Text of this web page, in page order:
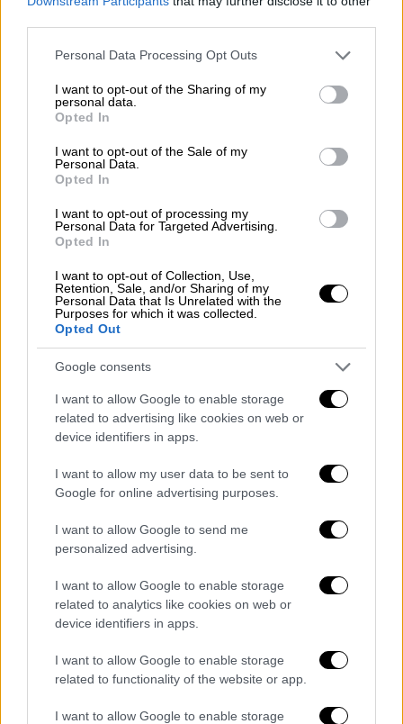
Please note that this website/app uses one or more Google
not limited to your visit or usage behaviour. You may click to
grant or deny consent to Google and its third-party tags to
use your data for below specified purposes in below Google
consent section.
Personal Data Processing Opt Outs
I want to opt-out of the Sharing of my
personal data.
Opted In
I want to opt-out of the Sale of my
Personal Data.
Opted In
I want to opt-out of processing my
Personal Data for Targeted Advertising.
Opted In
I want to opt-out of Collection, Use,
Retention, Sale, and/or Sharing of my
Personal Data that Is Unrelated with the
Purposes for which it was collected.
Opted Out
Google consents
I want to allow Google to enable storage
related to advertising like cookies on web or
device identifiers in apps.
I want to allow my user data to be sent to
Google for online advertising purposes.
I want to allow Google to send me
personalized advertising.
I want to allow Google to enable storage
related to analytics like cookies on web or
device identifiers in apps.
I want to allow Google to enable storage
related to functionality of the website or app.
I want to allow Google to enable storage
την καταστροφή ότιπρόκειται να διαθέσει
όλα τα έσοδα της προβολής της ταινίας
- της προσφάτως εκλιπούσας
Μαρζάν Σατραπί - την Πέμπτη (18/6) προς
ενίσχυση του ιδιοκτήτη του συνεργείου
«Σε δύσκολες στιγμές,η αλληλεγγύη είναι η
μεγαλύτερη δύναμη μιας γειτονιάς
αποδεικνύουμε έμπρακτα. Τοσινεμά δεν
είναι απλά η παρακολούθηση μιας ταινίας
Είναι μια συλλογική εμπειρία που
συνεχίζεται και εκτός αίθουσας, είναιο
τρόπος να ζούμε όλα όσα συναντάμε
καθημερινότητα μας
επισημαίνεται μεταξύ άλλων στην ανάρτηση.
Παράλληλα, στον χώρο του κινηματογράφου
θα υπάρχεικουτί οικονομικής ενίσχυσης
όποιον επιθυμεί να συνεισφέρει επιπλέον.